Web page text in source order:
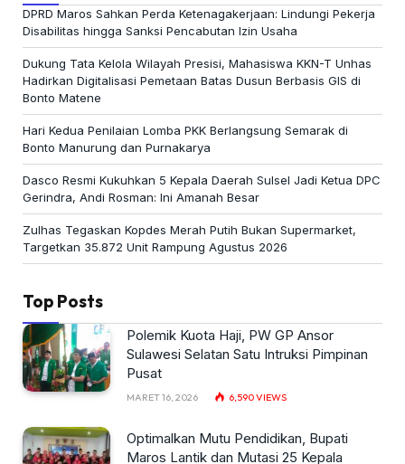
DPRD Maros Sahkan Perda Ketenagakerjaan: Lindungi Pekerja
Disabilitas hingga Sanksi Pencabutan Izin Usaha
Dukung Tata Kelola Wilayah Presisi, Mahasiswa KKN-T Unhas
Hadirkan Digitalisasi Pemetaan Batas Dusun Berbasis GIS di
Bonto Matene
Hari Kedua Penilaian Lomba PKK Berlangsung Semarak di
Bonto Manurung dan Purnakarya
Dasco Resmi Kukuhkan 5 Kepala Daerah Sulsel Jadi Ketua DPC
Gerindra, Andi Rosman: Ini Amanah Besar
Zulhas Tegaskan Kopdes Merah Putih Bukan Supermarket,
Targetkan 35.872 Unit Rampung Agustus 2026
Top Posts
Polemik Kuota Haji, PW GP Ansor
Sulawesi Selatan Satu Intruksi Pimpinan
Pusat
MARET 16, 2026 6,590VIEWS
Optimalkan Mutu Pendidikan, Bupati
Maros Lantik dan Mutasi 25 Kepala